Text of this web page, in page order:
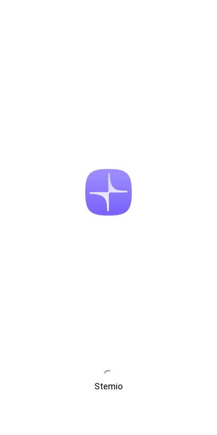
Stemio